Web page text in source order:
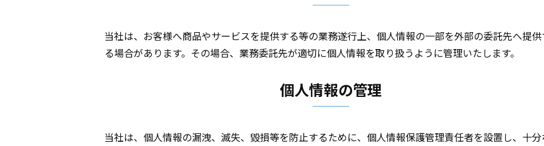
当社は、お客様へ商品やサービスを提供する等の業務遂行上、個人情報の一部を外部の委託先へ提供
る場合があります。その場合、業務委託先が適切に個人情報を取り扱うように管理いたします。
個人情報の管理
当社は、個人情報の漏洩、滅失、毀損等を防止するために、個人情報保護管理責任者を設置し、十分